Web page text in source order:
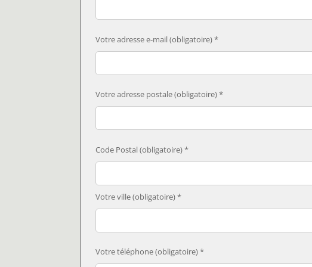
Votre adresse e-mail (obligatoire) *
Votre adresse postale (obligatoire) *
Code Postal (obligatoire) *
Votre ville (obligatoire) *
Votre téléphone (obligatoire) *